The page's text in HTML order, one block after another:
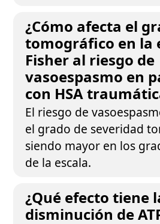
¿Cómo afecta el
tomográfico en la
Fisher al riesgo de
vasoespasmo en
con HSA
El riesgo de
el grado de severidad
siendo mayor en los
de la escala.
¿Qué efecto tiene
disminución de